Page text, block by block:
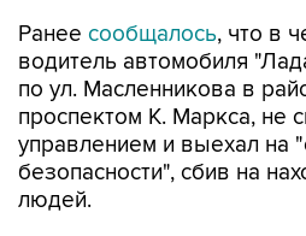
Ранее сообщалось, что в
водитель автомобиля
по ул. Масленникова в
проспектом К. Маркса, не
управлением и выехал на
безопасности", сбив на
людей.